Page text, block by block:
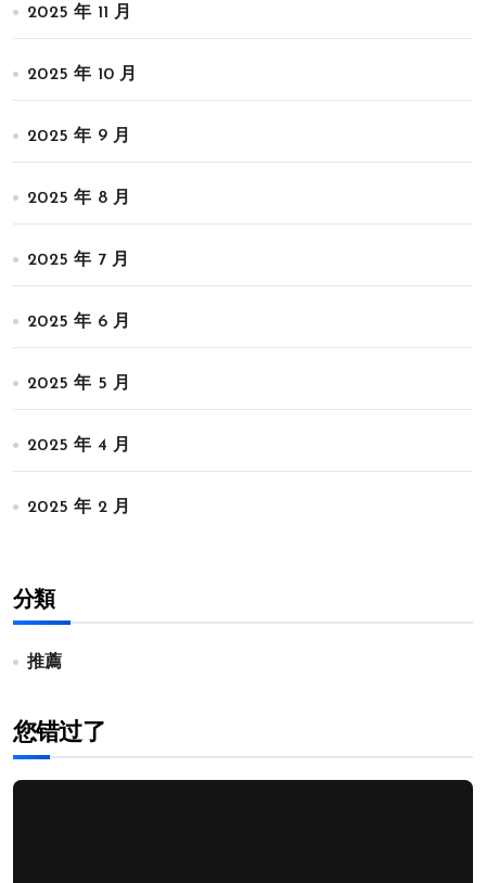
2025 年 11 月
2025 年 10 月
2025 年 9 月
2025 年 8 月
2025 年 7 月
2025 年 6 月
2025 年 5 月
2025 年 4 月
2025 年 2 月
分類
推薦
您错过了